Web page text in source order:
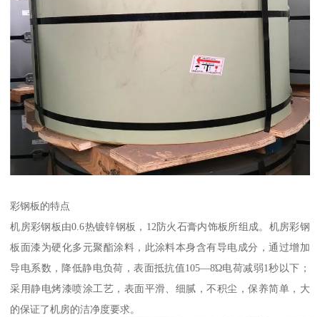
彩钢板的特点
机房彩钢板由0.6热镀锌钢板，12防火石膏内饰板所组成。机房彩钢
板面漆为硬化多元聚酯涂料，此涂料本身含有导电成分，通过增加
导电系数，降低静电负荷，表面抵抗值105—8Ώ电荷减弱1秒以下；
采用静电烤漆喷涂工艺，表面平滑、细腻，不积尘，保养简单，大
的保证了机房的洁净度要求。